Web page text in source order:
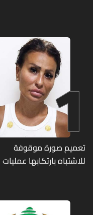
1
تعميم صورة موقوفة
للاشتباه بارتكابها عمليات